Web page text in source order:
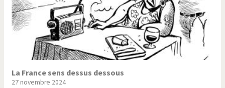
La France sens dessus dessous
27 novembre 2024